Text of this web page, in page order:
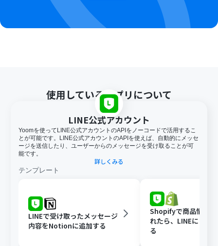
使用しているアプリについて
LINE公式アカウント
Yoomを使ってLINE公式アカウントのAPIをノーコードで活用するこ
とが可能です。LINE公式アカウントのAPIを使えば、自動的にメッセ
ージを送信したり、ユーザーからのメッセージを受け取ることが可
能です。
詳しくみる
テンプレート
LINEで受け取ったメッセージ
内容をNotionに追加する
Shopifyで商品情報が
れたら、LINEに自動
る